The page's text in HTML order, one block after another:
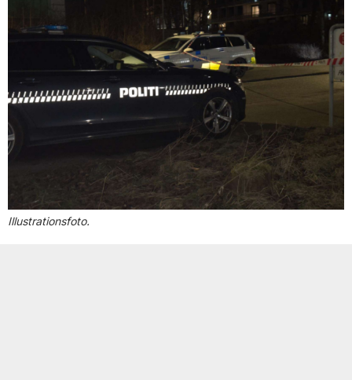
Illustrationsfoto.